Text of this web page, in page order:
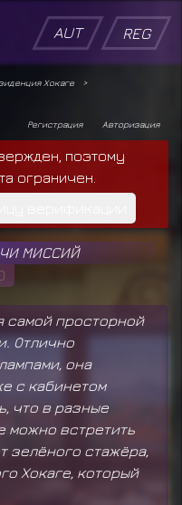
AUT REG
Хокаге
Авторизация
Регистрация
поэтому
ограничен.
МИССИЙ
самой просторной
Отлично
она
с кабинетом
что в разные
можно встретить
зелёного стажёра,
Хокаге, который